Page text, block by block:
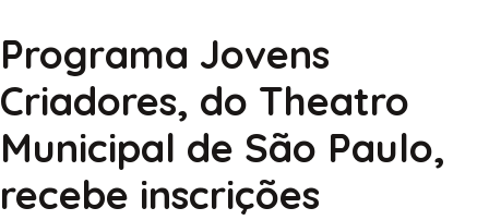
Programa Jovens
Criadores, do Theatro
Municipal de São Paulo,
recebe inscrições